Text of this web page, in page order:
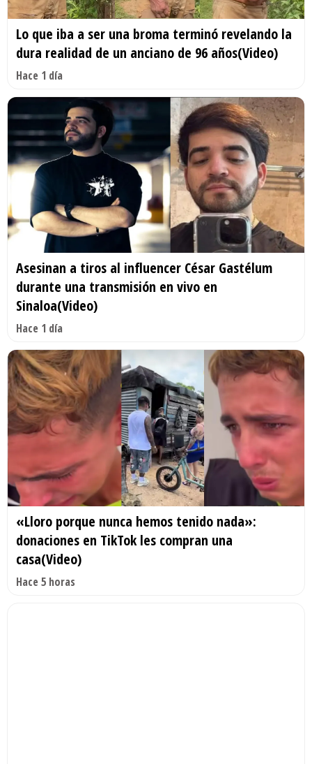
Lo que iba a ser una broma terminó revelando la
dura realidad de un anciano de 96 años(Video)
Hace 1 día
Asesinan a tiros al influencer César Gastélum
durante una transmisión en vivo en
Sinaloa(Video)
Hace 1 día
«Lloro porque nunca hemos tenido nada»:
donaciones en TikTok les compran una
casa(Video)
Hace 5 horas